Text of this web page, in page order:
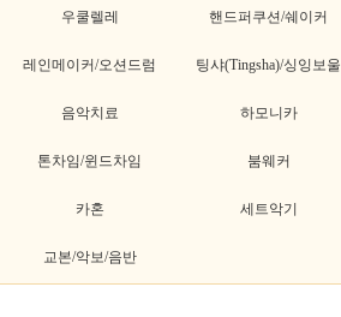
우쿨렐레 핸드퍼쿠션/쉐이커
레인메이커/오션드럼 팅샤(Tingsha)/싱잉보울
음악치료 하모니카
톤차임/윈드차임 붐웨커
카혼 세트악기
교본/악보/음반